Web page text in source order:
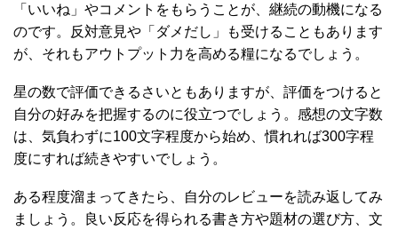
「いいね」やコメントをもらうことが、継続の動機になる
のです。反対意見や「ダメだし」も受けることもあります
が、それもアウトプット力を高める糧になるでしょう。
星の数で評価できるさいともありますが、評価をつけると
自分の好みを把握するのに役立つでしょう。感想の文字数
は、気負わずに100文字程度から始め、慣れれば300字程
度にすれば続きやすいでしょう。
ある程度溜まってきたら、自分のレビューを読み返してみ
ましょう。良い反応を得られる書き方や題材の選び方、文